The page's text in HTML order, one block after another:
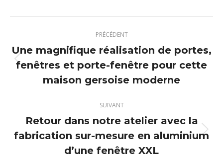
X
PinterestFacebookLinkedIn
article
PRÉCÉDENT
Article
précédent
Une magnifique réalisation de portes,
fenêtres et porte-fenêtre pour cette
maison gersoise moderne
SUIVANT
Article
suivant
Retour dans notre atelier avec la
fabrication sur-mesure en aluminium
d’une fenêtre XXL